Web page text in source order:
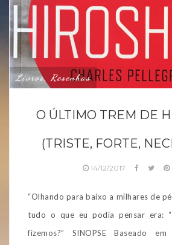
Livros, Resenhas
O ÚLTIMO TREM DE
(TRISTE, FORTE,
14/12/2017
“Olhando para baixo a milhares de
tudo o que eu podia pensar era:
fizemos?” SINOPSE Baseado